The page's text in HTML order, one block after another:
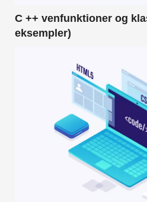
C ++ venfunktioner og
eksempler)